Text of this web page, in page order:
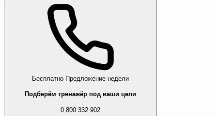
Бесплатно Предложение недели
Подберём тренажёр под ваши цели
0 800 332 902